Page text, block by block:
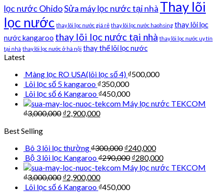
lọc nước OhidoSửa máy lọc nước tại nhà Thay lõi
lọc nước thay lõi lọc nước giá rẻ thay lõi lọc nước haohsing thay lõi lọc
nước kangaroo thay lõi lọc nước tại nhà thay lõi lọc nước uy tín
tại nhà thay lõi lọc nước ở hà nội thay thế lõi lọc nước
Latest
Màng lọc RO USA(lõi lọc số 4) ₫500,000
Lõi lọc số 5 kangaroo ₫350,000
Lõi lọc số 6 Kangaroo ₫450,000
Máy lọc nước TEKCOM
₫3,000,000 ₫2,900,000
Best Selling
Bô 3 lõi lọc thường₫300,000 ₫240,000
Bộ 3 lõi lọc Kangaroo₫290,000 ₫280,000
Máy lọc nước TEKCOM
₫3,000,000 ₫2,900,000
Lõi lọc số 6 Kangaroo ₫450,000